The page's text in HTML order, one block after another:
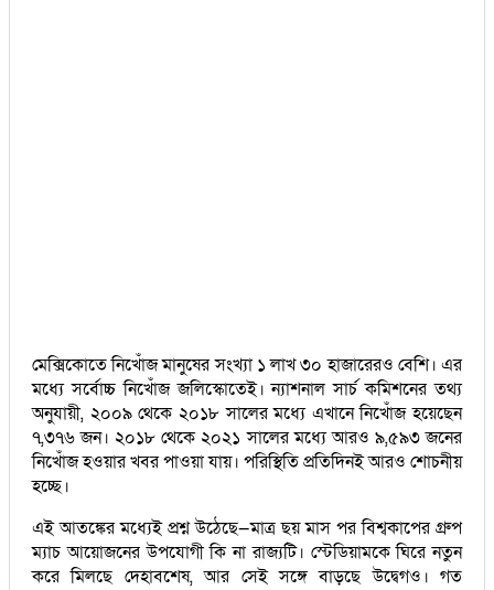
মেক্সিকোতে নিখোঁজ মানুষের সংখ্যা ১ লাখ ৩০ হাজারেরও বেশি। এর
মধ্যে সর্বোচ্চ নিখোঁজ জলিস্কোতেই। ন্যাশনাল সার্চ কমিশনের তথ্য
অনুযায়ী, ২০০৯ থেকে ২০১৮ সালের মধ্যে এখানে নিখোঁজ হয়েছেন
৭,৩৭৬ জন। ২০১৮ থেকে ২০২১ সালের মধ্যে আরও ৯,৫৯৩ জনের
নিখোঁজ হওয়ার খবর পাওয়া যায়। পরিস্থিতি প্রতিদিনই আরও শোচনীয়
হচ্ছে।
এই আতঙ্কের মধ্যেই প্রশ্ন উঠেছে—মাত্র ছয় মাস পর বিশ্বকাপের গ্রুপ
ম্যাচ আয়োজনের উপযোগী কি না রাজ্যটি। স্টেডিয়ামকে ঘিরে নতুন
করে মিলছে দেহাবশেষ, আর সেই সঙ্গে বাড়ছে উদ্বেগও। গত